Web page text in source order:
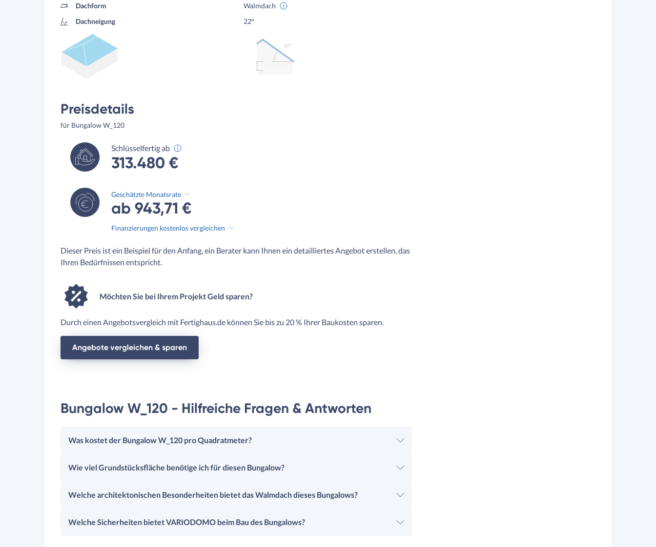
Dachform
Walmdach
Dachneigung
22°
22º
Preisdetails
für Bungalow W_120
Schlüsselfertig ab
313.480 €
Geschätzte Monatsrate
ab 943,71 €
Finanzierungen kostenlos vergleichen
Dieser Preis ist ein Beispiel für den Anfang, ein Berater kann Ihnen ein detailliertes Angebot erstellen, das
Ihren Bedürfnissen entspricht.
Möchten Sie bei Ihrem Projekt Geld sparen?
Durch einen Angebotsvergleich mit Fertighaus.de können Sie bis zu 20 % Ihrer Baukosten sparen.
Angebote vergleichen & sparen
Bungalow W_120 - Hilfreiche Fragen & Antworten
Was kostet der Bungalow W_120 pro Quadratmeter?
Wie viel Grundstücksfläche benötige ich für diesen Bungalow?
Welche architektonischen Besonderheiten bietet das Walmdach dieses Bungalows?
Welche Sicherheiten bietet VARIODOMO beim Bau des Bungalows?